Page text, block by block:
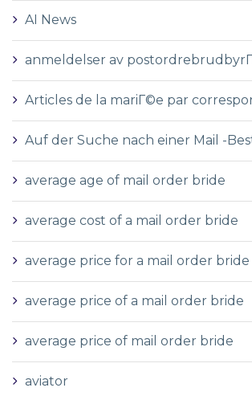
AI News
anmeldelser av
Articles de la mariГ©e par
Auf der Suche nach einer Mail -
average age of mail order bride
average cost of a mail order bride
average price for a mail order bride
average price of a mail order bride
average price of mail order bride
aviator